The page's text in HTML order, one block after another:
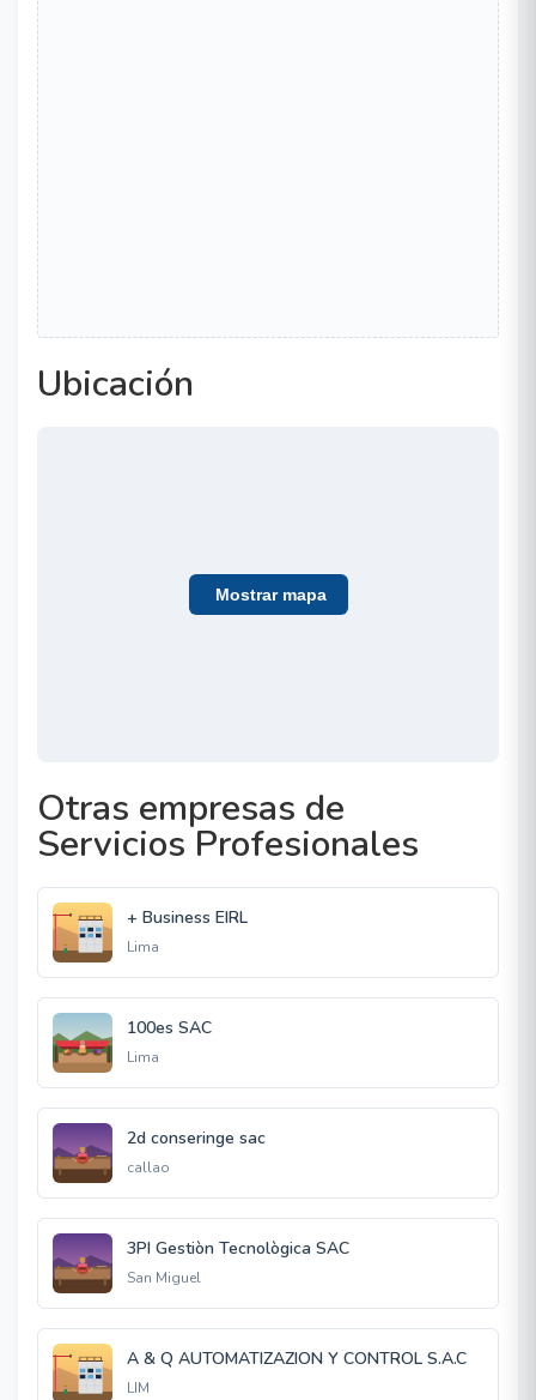
Ubicación
Mostrar mapa
Otras empresas de
Servicios Profesionales
+ Business EIRL
Lima
100es SAC
Lima
2d conseringe sac
callao
3PI Gestiòn Tecnològica SAC
San Miguel
A & Q AUTOMATIZAZION Y CONTROL S.A.C
LIM